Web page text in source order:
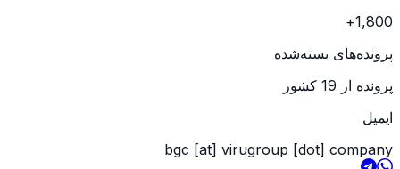
1,800
+
پرونده‌های بسته‌شده
پرونده از 19 کشور
ایمیل
bgc [at] virugroup [dot] company